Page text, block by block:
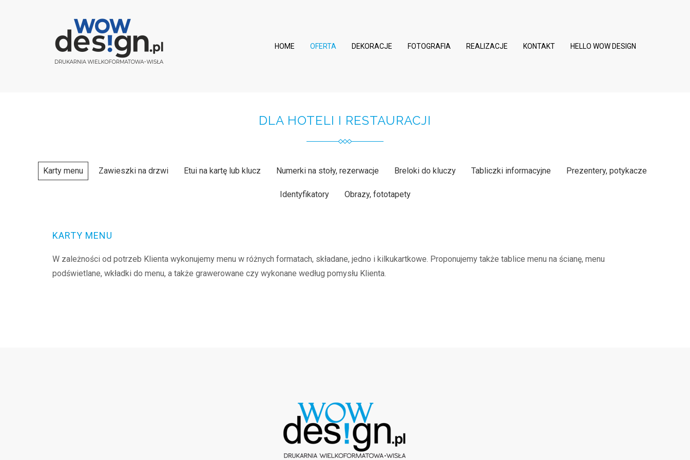
HOME OFERTA DEKORACJE FOTOGRAFIA REALIZACJE KONTAKT HELLO WOW DESIGN
DLA HOTELI I RESTAURACJI
Karty menu Zawieszki na drzwi Etui na kartę lub klucz Numerki na stoły, rezerwacje Breloki do kluczy Tabliczki informacyjne Prezentery, potykacze
Identyfikatory Obrazy, fototapety
KARTY MENU
W zależności od potrzeb Klienta wykonujemy menu w różnych formatach, składane, jedno i kilkukartkowe. Proponujemy także tablice menu na ścianę, menu
podświetlane, wkładki do menu, a także grawerowane czy wykonane według pomysłu Klienta.